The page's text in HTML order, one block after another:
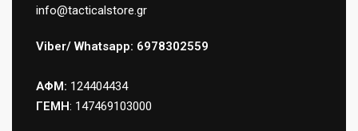
info@tacticalstore.gr
Viber/ Whatsapp: 6978302559
ΑΦΜ: 124404434
ΓΕΜΗ: 147469103000